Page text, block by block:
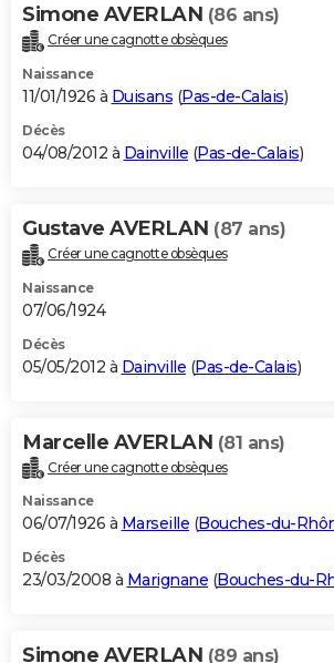
Simone AVERLAN (86 ans)
Créer une cagnotte obsèques
Naissance
11/01/1926 à Duisans (Pas-de-Calais)
Décès
04/08/2012 à Dainville (Pas-de-Calais)
Gustave AVERLAN (87 ans)
Créer une cagnotte obsèques
Naissance
07/06/1924
Décès
05/05/2012 à Dainville (Pas-de-Calais)
Marcelle AVERLAN (81 ans)
Créer une cagnotte obsèques
Naissance
06/07/1926 à Marseille (Bouches-du-
Décès
23/03/2008 à Marignane (Bouches-du-
Simone AVERLAN (89 ans)